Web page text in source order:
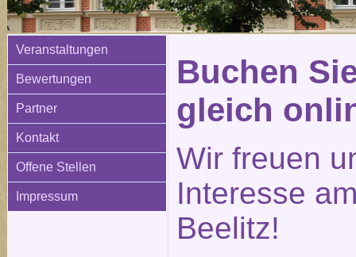
Veranstaltungen
Bewertungen
Partner
Kontakt
Offene Stellen
Impressum
Buchen
gleich
Wir freuen
Interesse
Beelitz!